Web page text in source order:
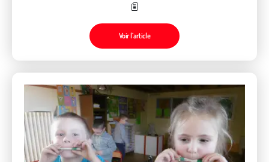
Voir l’article